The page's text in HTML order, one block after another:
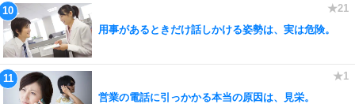
用事があるときだけ話しかける姿勢は、実は危険。
営業の電話に引っかかる本当の原因は、見栄。